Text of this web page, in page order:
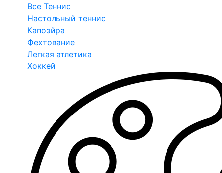
Все Теннис
Настольный теннис
Капоэйра
Фехтование
Легкая атлетика
Хоккей